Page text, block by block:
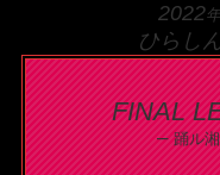
2022年
ひらし
FINAL
–踊ル